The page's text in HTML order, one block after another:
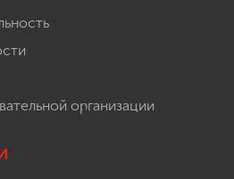
организации